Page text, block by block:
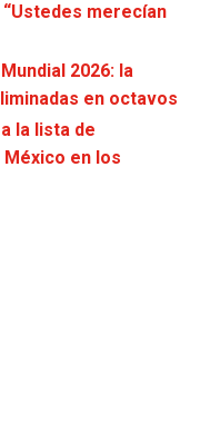
merecían
2026: la
en octavos
la lista de
en los